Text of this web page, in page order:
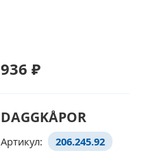
936 ₽
DAGGKÅPOR
Артикул:
206.245.92